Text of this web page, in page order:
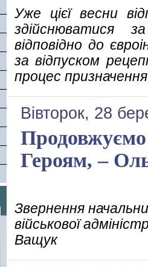
Уже цієї весни
здійснюватися
відповідно до
за відпуском
процес
Вівторок, 28
Героям, –
Звернення
військової
Ващук